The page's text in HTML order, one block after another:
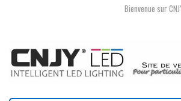
Bienvenue sur